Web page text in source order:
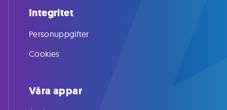
Integritet
Personuppgifter
Cookies
Våra appar